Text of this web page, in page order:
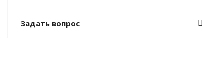
Задать вопрос